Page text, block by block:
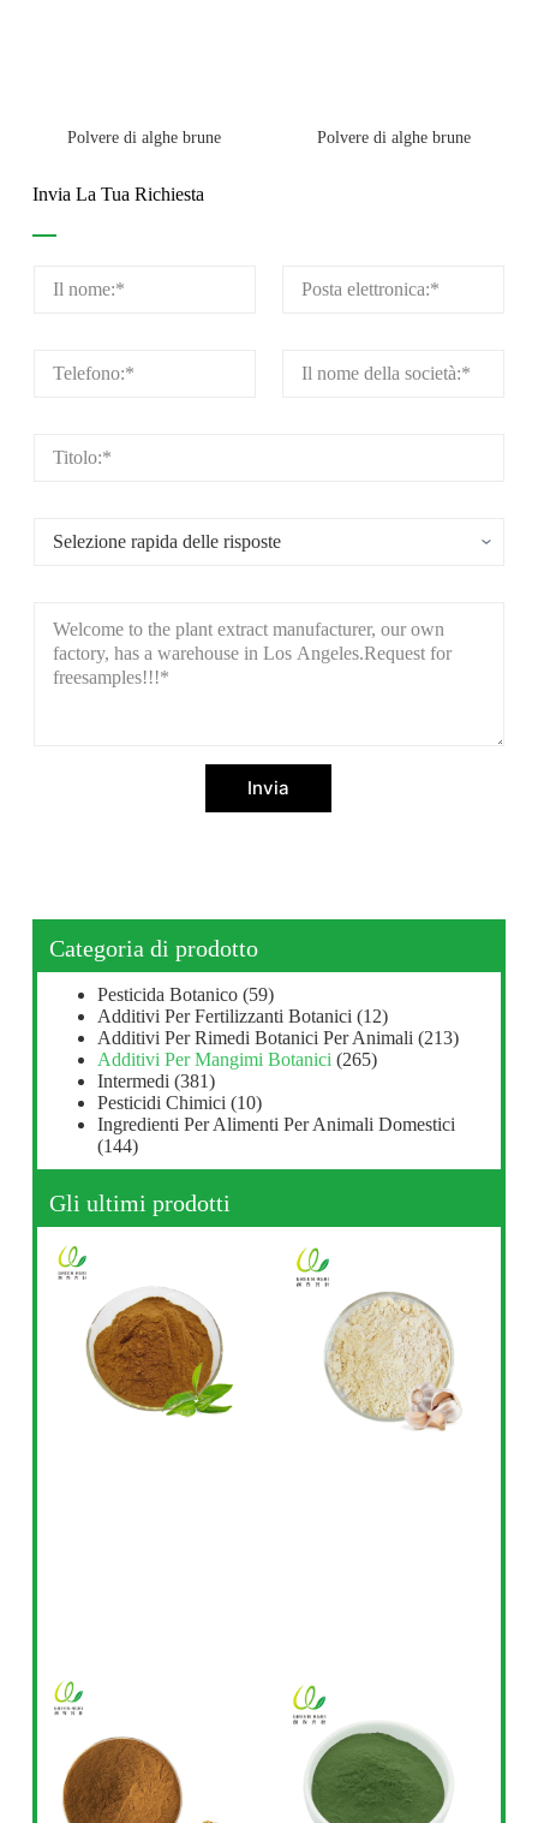
Polvere di alghe brune Polvere di alghe brune
Invia La Tua Richiesta
Invia
Categoria di prodotto
Pesticida Botanico (59)
Additivi Per Fertilizzanti Botanici (12)
Additivi Per Rimedi Botanici Per Animali (213)
Additivi Per Mangimi Botanici (265)
Intermedi (381)
Pesticidi Chimici (10)
Ingredienti Per Alimenti Per Animali Domestici
(144)
Gli ultimi prodotti